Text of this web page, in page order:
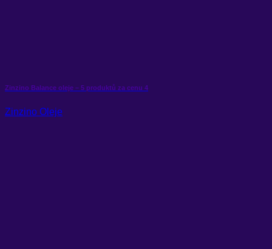
Zinzino Balance oleje – 5 produktů za cenu 4
Zinzino Oleje